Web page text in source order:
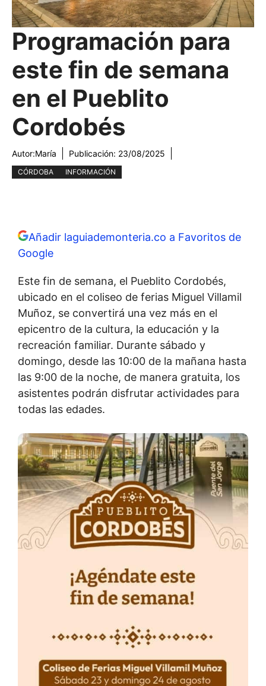
Programación para
este fin de semana
en el Pueblito
Cordobés
Autor:María Publicación: 23/08/2025
CÓRDOBA INFORMACIÓN
Añadir laguiademonteria.co a Favoritos de
Google
Este fin de semana, el Pueblito Cordobés,
ubicado en el coliseo de ferias Miguel Villamil
Muñoz, se convertirá una vez más en el
epicentro de la cultura, la educación y la
recreación familiar. Durante sábado y
domingo, desde las 10:00 de la mañana hasta
las 9:00 de la noche, de manera gratuita, los
asistentes podrán disfrutar actividades para
todas las edades.